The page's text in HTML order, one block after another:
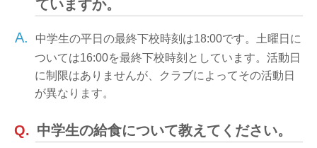
ていますか。
A.
中学生の平日の最終下校時刻は18:00です。土曜日に
ついては16:00を最終下校時刻としています。活動日
に制限はありませんが、クラブによってその活動日
が異なります。
Q. 中学生の給食について教えてください。